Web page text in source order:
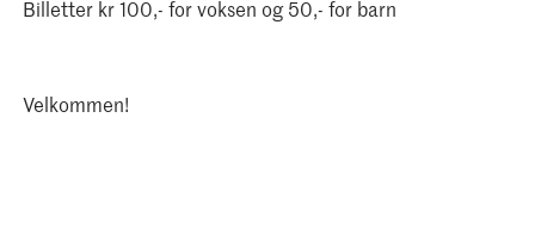
Billetter kr 100,- for voksen og 50,- for barn
Velkommen!